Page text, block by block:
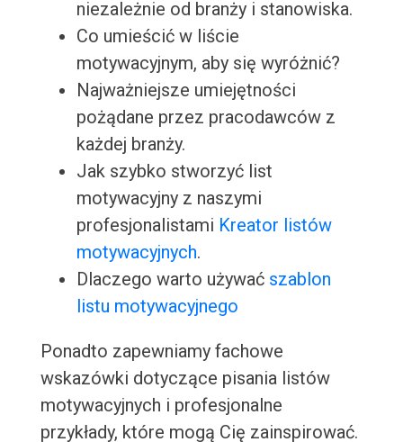
niezależnie od branży i stanowiska.
Co umieścić w liście
motywacyjnym, aby się wyróżnić?
Najważniejsze umiejętności
pożądane przez pracodawców z
każdej branży.
Jak szybko stworzyć list
motywacyjny z naszymi
profesjonalistami Kreator listów
motywacyjnych.
Dlaczego warto używać szablon
listu motywacyjnego
Ponadto zapewniamy fachowe
wskazówki dotyczące pisania listów
motywacyjnych i profesjonalne
przykłady, które mogą Cię zainspirować.